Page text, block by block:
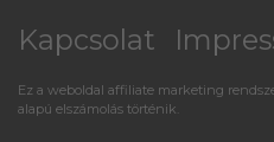
Kapcsolat
Ez a weboldal affiliate marketing
alapú elszámolás történik.